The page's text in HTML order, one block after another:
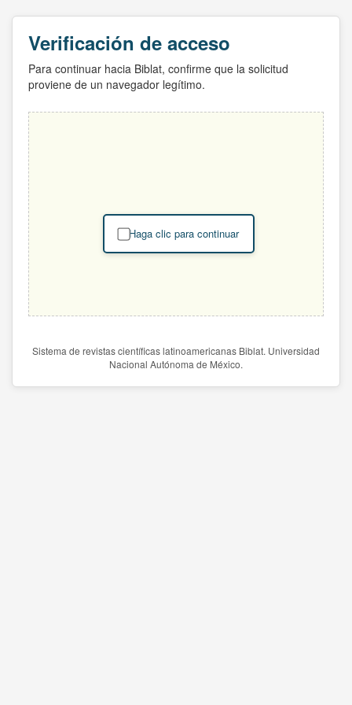
Verificación de acceso
Para continuar hacia Biblat, confirme que la solicitud
proviene de un navegador legítimo.
Haga clic para continuar
Sistema de revistas científicas latinoamericanas Biblat. Universidad
Nacional Autónoma de México.